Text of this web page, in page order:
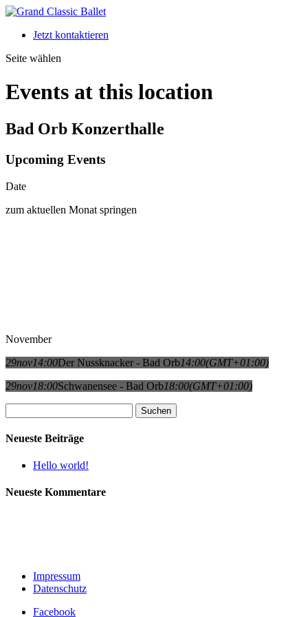
Jetzt kontaktieren
Seite wählen
Events at this location
Bad Orb Konzerthalle
Upcoming Events
Date
zum aktuellen Monat springen
November
29nov14:00Der Nussknacker - Bad Orb14:00(GMT+01:00)
29nov18:00Schwanensee - Bad Orb18:00(GMT+01:00)
nach:
Neueste Beiträge
Hello world!
Neueste Kommentare
Impressum
Datenschutz
Facebook